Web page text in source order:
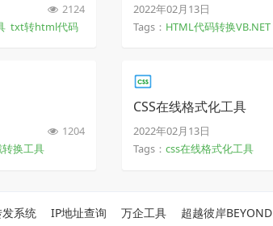
2124
txt转html代码
2022年02月13日
Tags： HTML代码转换VB.NET
1204
换工具
CSS在线格式化工具
2022年02月13日
Tags： css在线格式化工具
系统 IP地址查询 万企工具 超越彼岸BEYOND